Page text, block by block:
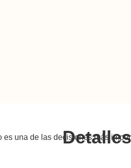
una de las decisiones más